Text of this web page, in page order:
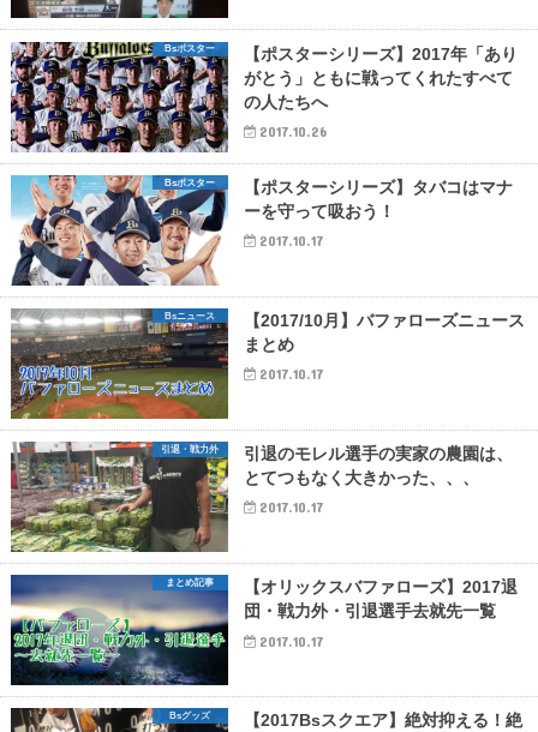
Bsポスター
【ポスターシリーズ】2017年「あり
がとう」ともに戦ってくれたすべて
の人たちへ
2017.10.26
Bsポスター
【ポスターシリーズ】タバコはマナ
ーを守って吸おう！
2017.10.17
Bsニュース
【2017/10月】バファローズニュース
まとめ
2017.10.17
引退・戦力外
引退のモレル選手の実家の農園は、
とてつもなく大きかった、、、
2017.10.17
まとめ記事
【オリックスバファローズ】2017退
団・戦力外・引退選手去就先一覧
2017.10.17
Bsグッズ
【2017Bsスクエア】絶対抑える！絶